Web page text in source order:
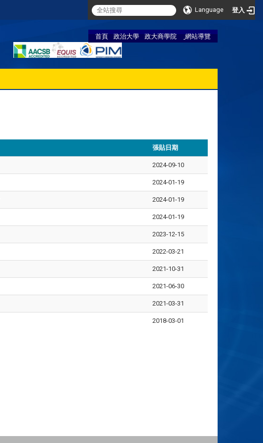
Language 登入
首頁 政治大學 政大商學院 網站導覽
張貼日期
2024-09-10
2024-01-19
2024-01-19
2024-01-19
2023-12-15
2022-03-21
2021-10-31
2021-06-30
2021-03-31
2018-03-01